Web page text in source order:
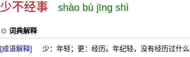
少不经事 shào bù jīng shì
词典解释
[成语解释]
少：年轻；更：经历。年纪轻，没有经历过什么